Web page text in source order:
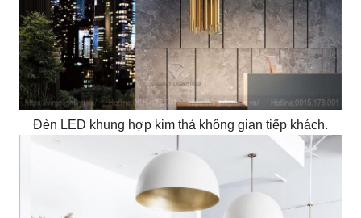
Đèn LED khung hợp kim thả không gian tiếp khách.